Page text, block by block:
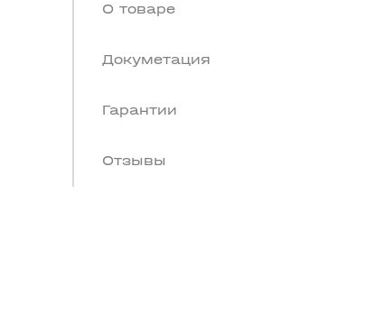
О товаре
Докуметация
Гарантии
Отзывы